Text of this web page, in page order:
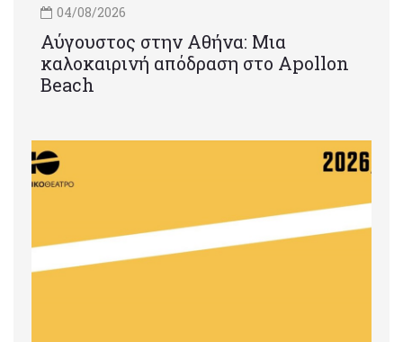
04/08/2026
Αύγουστος στην Αθήνα: Μια
καλοκαιρινή απόδραση στο Apollon
Beach